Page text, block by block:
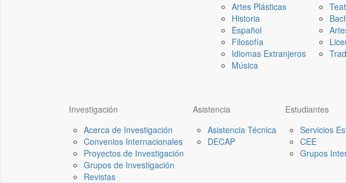
Artes Plásticas
Historia
Español
Filosofía
Idiomas Extranjeros
Música
Investigación
Acerca de Investigación
Convenios Internacionales
Proyectos de Investigación
Grupos de Investigación
Revistas
Asistencia
Asistencia Técnica
DECAP
Estudiantes
Servicios
CEE
Grupos